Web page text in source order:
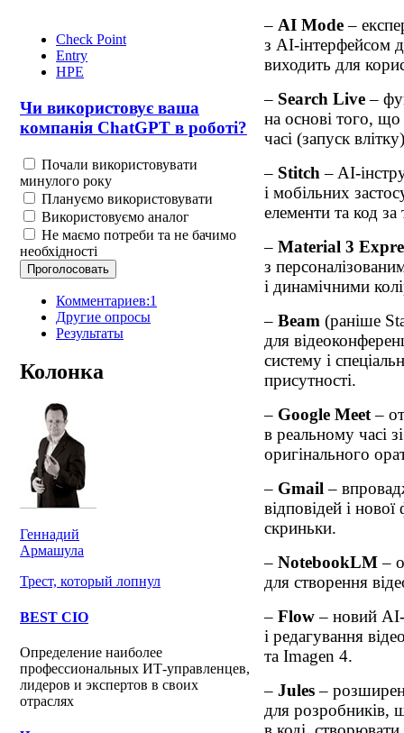
Check Point
Entry
HPE
Чи використовує ваша
компанія ChatGPT в роботі?
Почали використовувати
минулого року
Плануємо використовувати
Використовуємо аналог
Не маємо потреби та не бачимо
необхідності
Комментариев:1
Другие опросы
Результаты
Колонка
Геннадий
Армашула
Трест, который лопнул
BEST CIO
Определение наиболее
профессиональных ИТ-управленцев,
лидеров и экспертов в своих
отраслях
– AI Mode–
з AI-інтерфейсом
виходить для
– Search Live–
на основі того,
часі (запуск
– Stitch – AI-
і мобільних
елементи та код
– Material 3
з
і динамічними
– Beam (раніше
для
систему і
присутності.
– Google Meet–
в реальному часі
оригінального
– Gmail –
відповідей і
скриньки.
– NotebookLM–
для створення
– Flow– новий AI-
і редагування
та Imagen 4.
– Jules–
для розробників,